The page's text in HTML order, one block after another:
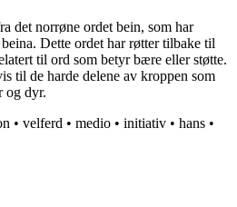
det norrøne ordet bein, som har
Dette ordet har røtter tilbake til
til ord som betyr bære eller støtte.
til de harde delene av kroppen som
og dyr.
• velferd • medio • initiativ • hans •